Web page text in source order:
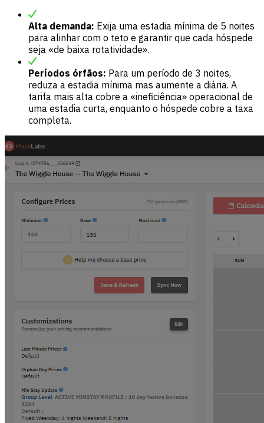
Alta demanda: Exija uma estadia mínima de 5 noites
para alinhar com o teto e garantir que cada hóspede
seja «de baixa rotatividade».
Períodos órfãos: Para um período de 3 noites,
reduza a estadia mínima mas aumente a diária. A
tarifa mais alta cobre a «ineficiência» operacional de
uma estadia curta, enquanto o hóspede cobre a taxa
completa.